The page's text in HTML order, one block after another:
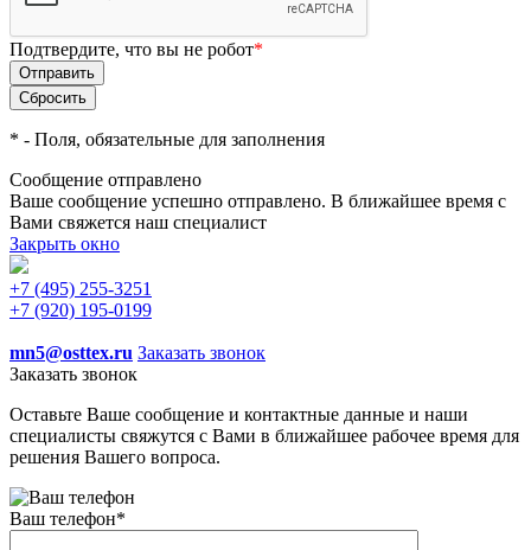
Подтвердите, что вы не робот*
* - Поля, обязательные для заполнения
Сообщение отправлено
Ваше сообщение успешно отправлено. В ближайшее время с
Вами свяжется наш специалист
Закрыть окно
+7 (495) 255-3251
+7 (920) 195-0199
mn5@osttex.ru Заказать звонок
Заказать звонок
Оставьте Ваше сообщение и контактные данные и наши
специалисты свяжутся с Вами в ближайшее рабочее время для
решения Вашего вопроса.
Ваш телефон*